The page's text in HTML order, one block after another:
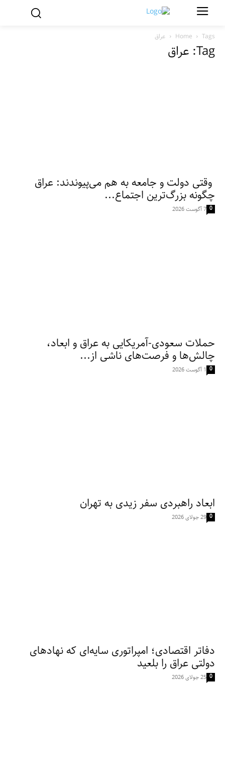
Home Tags عراق
Tag: عراق
وقتی دولت و جامعه به هم می‌پیوندند: عراق
چگونه بزرگ‌ترین اجتماع...
7 آگوست 2026 0
حملات سعودی-آمریکایی به عراق و ابعاد،
چالش‌ها و فرصت‌های ناشی از...
1 آگوست 2026 0
ابعاد راهبردی سفر زیدی به تهران
29 جولای 2026 0
دفاتر اقتصادی؛ امپراتوری سایه‌ای که نهادهای
دولتی عراق را بلعید
25 جولای 2026 0